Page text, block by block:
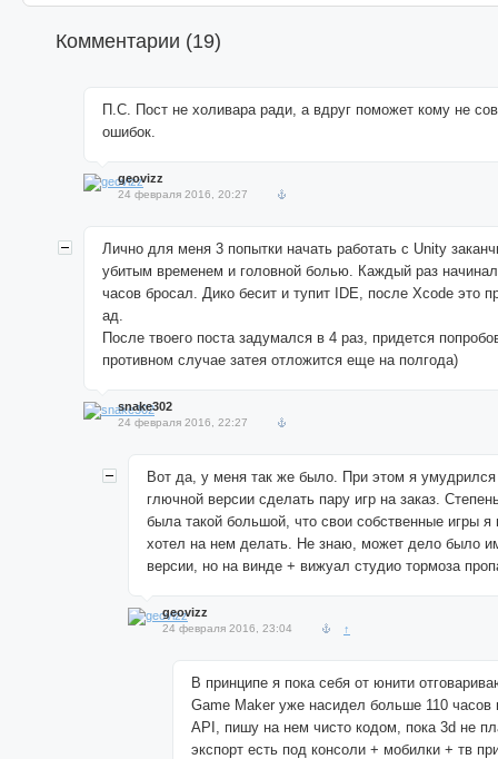
Комментарии (19)
П.С. Пост не холивара ради, а вдруг поможет кому не
ошибок.
geovizz
24 февраля 2016, 20:27
Лично для меня 3 попытки начать работать с Unity
убитым временем и головной болью. Каждый раз
часов бросал. Дико бесит и тупит IDE, после Xcode это
ад.
После твоего поста задумался в 4 раз, придется
противном случае затея отложится еще на полгода)
snake302
24 февраля 2016, 22:27
Вот да, у меня так же было. При этом я
глючной версии сделать пару игр на заказ.
была такой большой, что свои собственные игры
хотел на нем делать. Не знаю, может дело было
версии, но на винде + вижуал студио тормоза
geovizz
24 февраля 2016, 23:04 ↑
В принципе я пока себя от юнити
Game Maker уже насидел больше 110 часов
API, пишу на нем чисто кодом, пока 3d не
экспорт есть под консоли + мобилки + тв